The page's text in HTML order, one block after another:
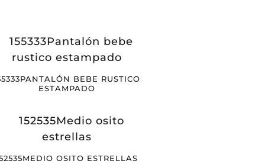
BEBE RUSTICO
ESTAMPADO
OSITO ESTRELLAS